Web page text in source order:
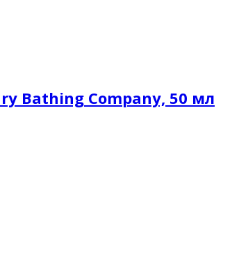
Bathing Company, 50 мл